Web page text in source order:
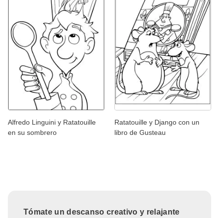
Alfredo Linguini y Ratatouille
en su sombrero
Ratatouille y Django con un
libro de Gusteau
Tómate un descanso creativo y relajante